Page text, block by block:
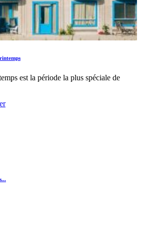
est la période la plus spéciale de